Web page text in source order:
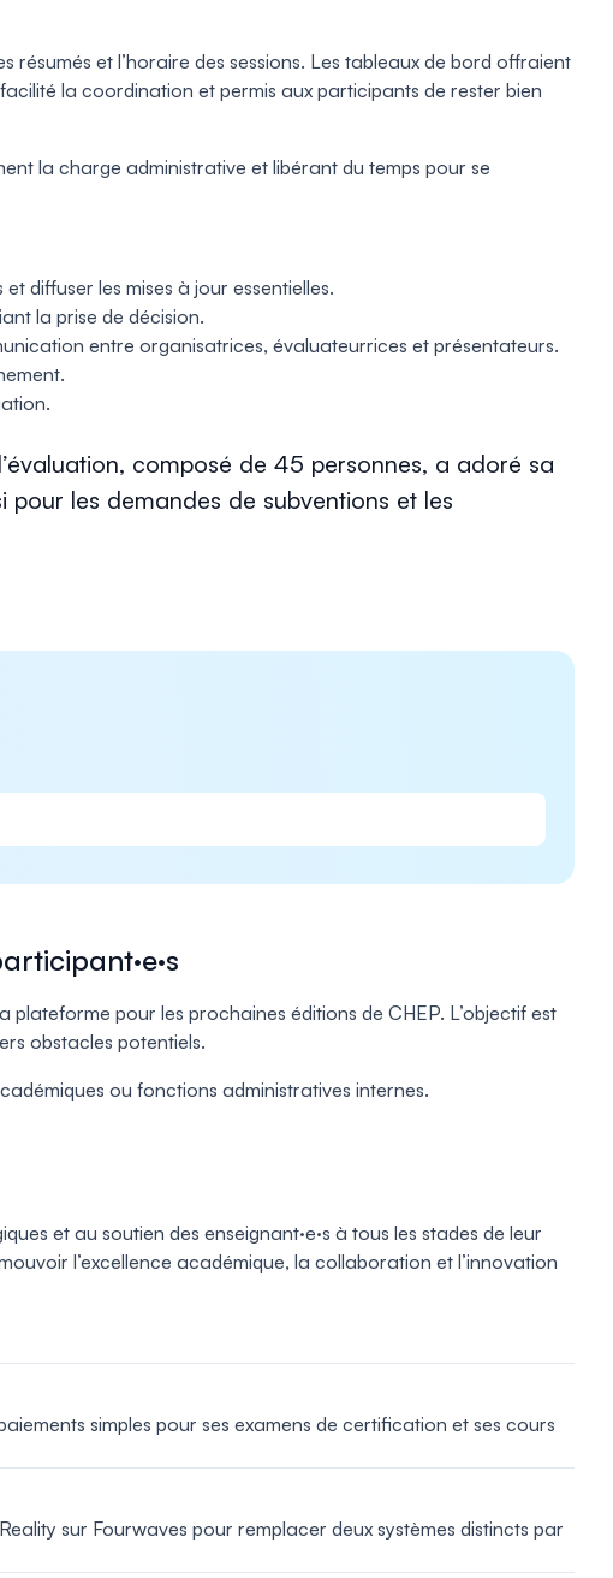
résumés et l’horaire des sessions. Les tableaux de bord offraient
la coordination et permis aux participants de rester bien
la charge administrative et libérant du temps pour se
diffuser les mises à jour essentielles.
la prise de décision.
entre organisatrices, évaluateurrices et présentateurs.
composé de 45 personnes, a adoré sa
pour les demandes de subventions et les
pour les prochaines éditions de CHEP. L’objectif est
obstacles potentiels.
ou fonctions administratives internes.
et au soutien des enseignant·e·s à tous les stades de leur
l’excellence académique, la collaboration et l’innovation
simples pour ses examens de certification et ses cours
sur Fourwaves pour remplacer deux systèmes distincts par